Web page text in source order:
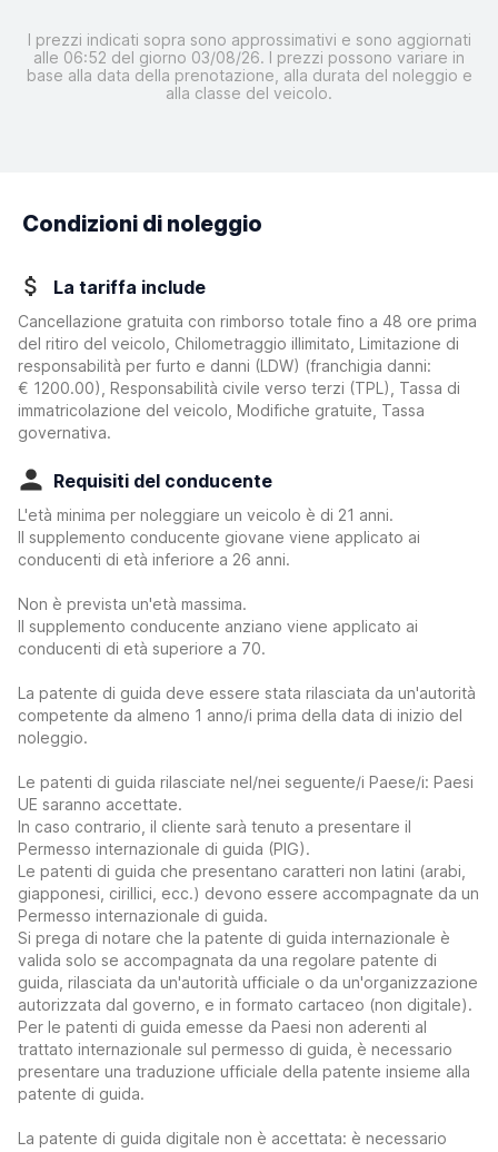
I prezzi indicati sopra sono approssimativi e sono aggiornati
alle 06:52 del giorno 03/08/26. I prezzi possono variare in
base alla data della prenotazione, alla durata del noleggio e
alla classe del veicolo.
Condizioni di noleggio
La tariffa include
Cancellazione gratuita con rimborso totale fino a 48 ore prima
del ritiro del veicolo, Chilometraggio illimitato, Limitazione di
responsabilità per furto e danni (LDW) (franchigia danni:
€ 1200.00) , Responsabilità civile verso terzi (TPL), Tassa di
immatricolazione del veicolo, Modifiche gratuite, Tassa
governativa.
Requisiti del conducente
L'età minima per noleggiare un veicolo è di 21 anni.
Il supplemento conducente giovane viene applicato ai
conducenti di età inferiore a 26 anni.
Non è prevista un'età massima.
Il supplemento conducente anziano viene applicato ai
conducenti di età superiore a 70.
La patente di guida deve essere stata rilasciata da un'autorità
competente da almeno 1 anno/i prima della data di inizio del
noleggio.
Le patenti di guida rilasciate nel/nei seguente/i Paese/i: Paesi
UE saranno accettate.
In caso contrario, il cliente sarà tenuto a presentare il
Permesso internazionale di guida (PIG).
Le patenti di guida che presentano caratteri non latini (arabi,
giapponesi, cirillici, ecc.) devono essere accompagnate da un
Permesso internazionale di guida.
Si prega di notare che la patente di guida internazionale è
valida solo se accompagnata da una regolare patente di
guida, rilasciata da un'autorità ufficiale o da un'organizzazione
autorizzata dal governo, e in formato cartaceo (non digitale).
Per le patenti di guida emesse da Paesi non aderenti al
trattato internazionale sul permesso di guida, è necessario
presentare una traduzione ufficiale della patente insieme alla
patente di guida.
La patente di guida digitale non è accettata: è necessario